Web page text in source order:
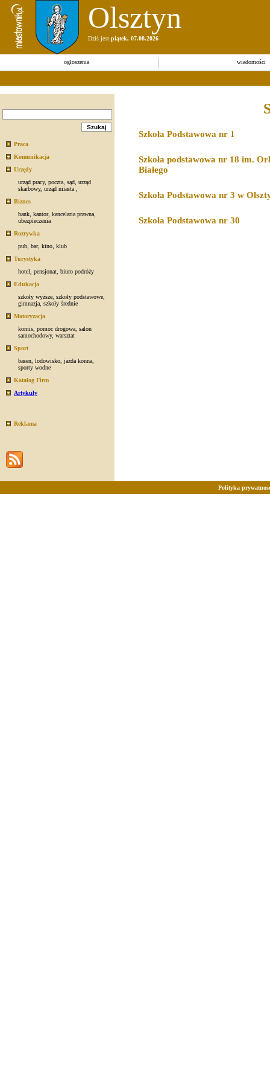
Olsztyn
Dziś jest piątek, 07.08.2026
ogłoszenia wiadomości
Praca
Komunikacja
Urzędy
urząd pracy, poczta sąd urząd
skarbowy, urząd miasta
Biznes
bank kantor, kancelaria prawna
ubezpieczenia
Rozrywka
pub bar, kino klub
Turystyka
hotel
pensjonat biuro podróży
Edukacja
szkoły wyższe szkoły podstawowe
gimnazja szkoły średnie
Motoryzacja
komis pomoc drogowa salon
samochodowy, warsztat
Sport
basen lodowisko jazda konna
sporty wodne
Katalog Firm
Artykuły
Reklama
Szkoła Podstawowa nr 1
Szkoła podstawowa nr 18 im.
Białego
Szkoła Podstawowa nr 3 w
Szkoła Podstawowa nr 30
Polityka